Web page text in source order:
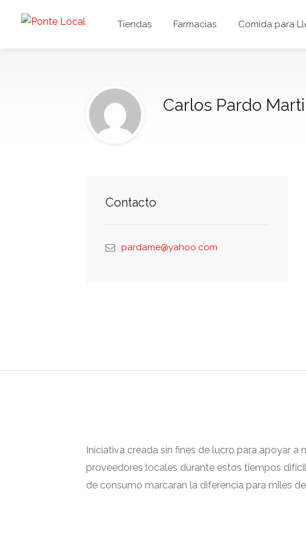
Tiendas Farmacias Comida para
Carlos Pardo
Contacto
pardame@yahoo.com
Iniciativa creada sin fines de lucro para apoyar a
proveedores locales durante estos tiempos
de consumo marcaran la diferencia para miles